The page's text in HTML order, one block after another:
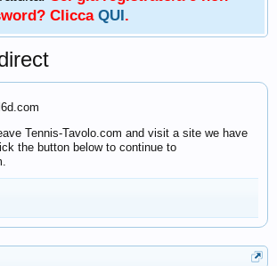
Clicca QUI.
Tennis-Tavolo.com and visit a site we have
the button below to continue to